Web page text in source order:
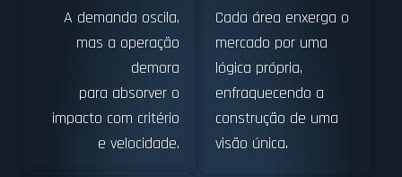
A demanda oscila,
mas a operação
demora
para absorver o
impacto com critério
e velocidade.
Cada área enxerga o
mercado por uma
lógica própria,
enfraquecendo a
construção de uma
visão única.